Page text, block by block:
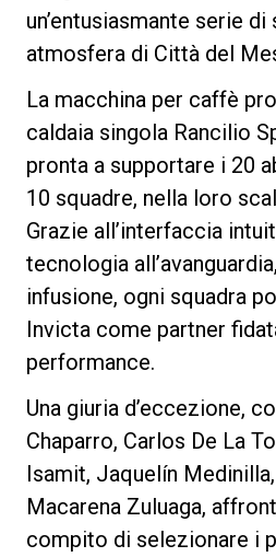
un’entusiasmante serie
atmosfera di Città del
La macchina per caffè
caldaia singola Rancilio
pronta a supportare i 20
10 squadre, nella loro
Grazie all’interfaccia
tecnologia
infusione, ogni squadra
Invicta come partner
performance.
Una giuria d’eccezione,
Chaparro, Carlos De La
Isamit, Jaquelín
Macarena Zuluaga,
compito di selezionare i
Sostenibilità
Connect
Contattaci
Privacy Policy